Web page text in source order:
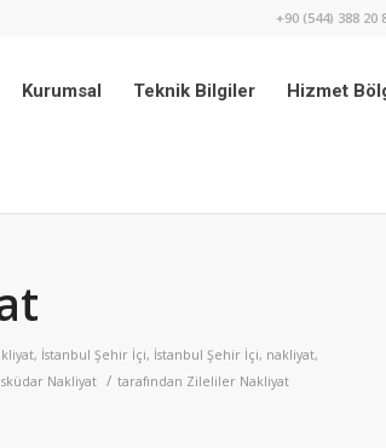
+90 (544) 388 20
Kurumsal Teknik Bilgiler Hizmet
, İstanbul Şehir İçi, İstanbul Şehir İçi, nakliyat,
Nakliyat / tarafından Zileliler Nakliyat